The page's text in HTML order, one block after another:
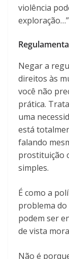
violência
exploração…”
Negar a
direitos às
você não
prática.
uma
está
falando
prostituição
simples.
É como a
problema do
podem ser
de vista
Não é